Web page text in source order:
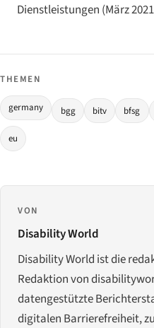
Dienstleistungen (März
THEMEN
germany bgg bitv bfsg
eu
VON
Disability World
Disability World ist die
Redaktion von
datengestützte
digitalen Barrierefreiheit,